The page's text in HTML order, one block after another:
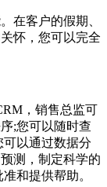
客户的假期、
怀，您可以完全
，销售总监可
;您可以随时查
以通过数据分
测，制定科学的
和提供帮助。